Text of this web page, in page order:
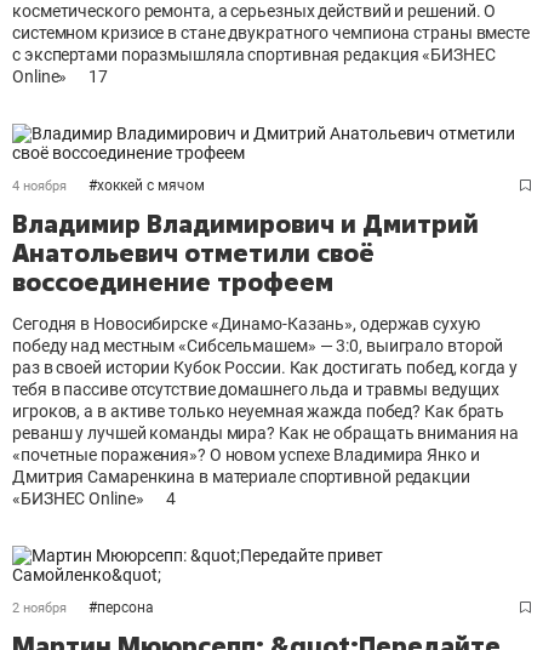
косметического ремонта, а серьезных действий и решений. О
системном кризисе в стане двукратного чемпиона страны вместе
с экспертами поразмышляла спортивная редакция «БИЗНЕС
Online»
17
4 ноября #хоккей с мячом
Владимир Владимирович и Дмитрий
Анатольевич отметили своё
воссоединение трофеем
Сегодня в Новосибирске «Динамо-Казань», одержав сухую
победу над местным «Сибсельмашем» — 3:0, выиграло второй
раз в своей истории Кубок России. Как достигать побед, когда у
тебя в пассиве отсутствие домашнего льда и травмы ведущих
игроков, а в активе только неуемная жажда побед? Как брать
реванш у лучшей команды мира? Как не обращать внимания на
«почетные поражения»? О новом успехе Владимира Янко и
Дмитрия Самаренкина в материале спортивной редакции
«БИЗНЕС Online»
4
2 ноября #персона